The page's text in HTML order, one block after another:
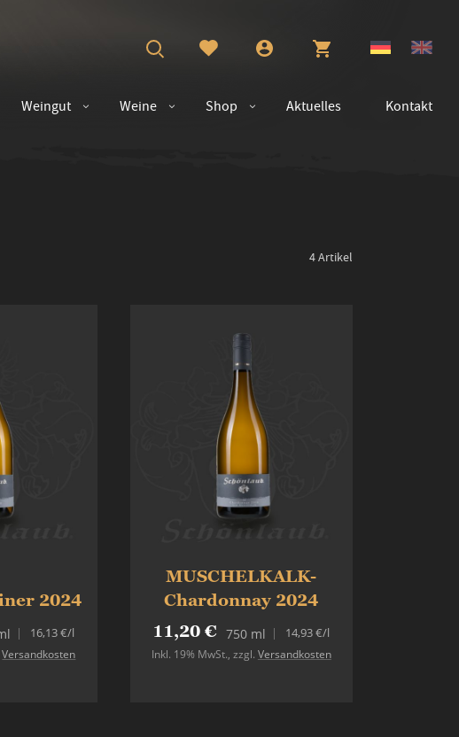
Weine Shop Aktuelles
Weingut Kontakt
4Artikel
2024
Versandkosten
16,13 €/l
MUSCHELKALK-
Chardonnay 2024
11,20 € 750 ml
Inkl. 19% MwSt., zzgl. Versandkosten
14,93 €/l